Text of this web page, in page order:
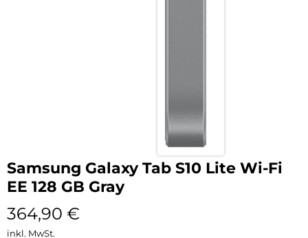
Samsung Galaxy Tab S10 Lite Wi-Fi
EE 128 GB Gray
364,90 €
inkl. MwSt.